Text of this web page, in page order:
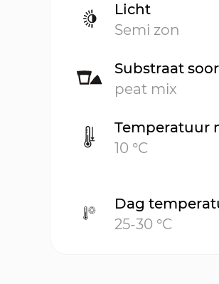
Licht
Semi zon
Substraat
peat mix
Temperatuur
10 °C
Dag
25-30 °C